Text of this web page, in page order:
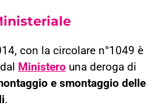
con la circolare n°1049 è
Ministero una deroga di
e smontaggio delle
.